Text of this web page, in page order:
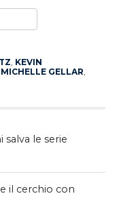
, KEVIN
GELLAR,
le serie
il cerchio con